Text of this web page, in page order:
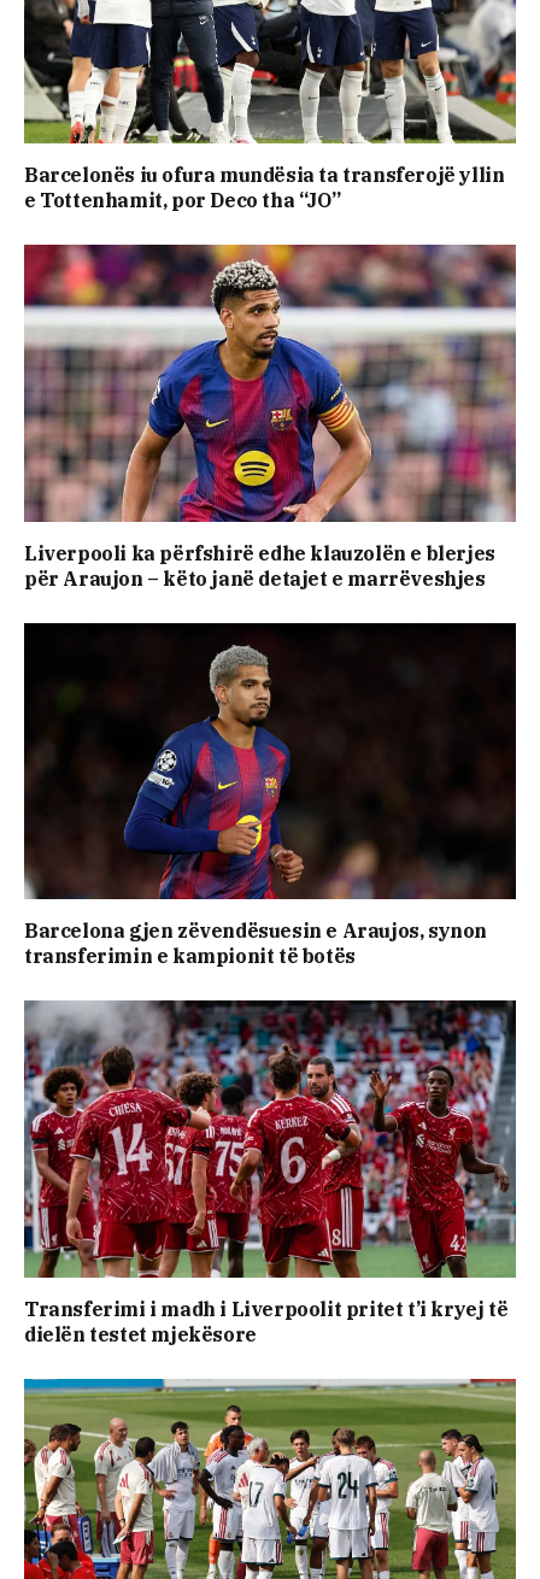
Barcelonës iu ofura mundësia ta transferojë yllin
e Tottenhamit, por Deco tha “JO”
Liverpooli ka përfshirë edhe klauzolën e blerjes
për Araujon – këto janë detajet e marrëveshjes
Barcelona gjen zëvendësuesin e Araujos, synon
transferimin e kampionit të botës
Transferimi i madh i Liverpoolit pritet t’i kryej të
dielën testet mjekësore